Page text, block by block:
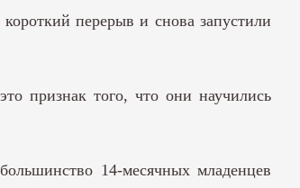
перерыв и снова запустили
признак того, что они научились
14-месячных младенцев